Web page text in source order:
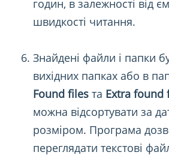
годин, в залежності від
швидкості читання.
Знайдені файли і папки
вихідних папках або в
Found files та Extra found
можна відсортувати за
розміром. Програма
переглядати текстові